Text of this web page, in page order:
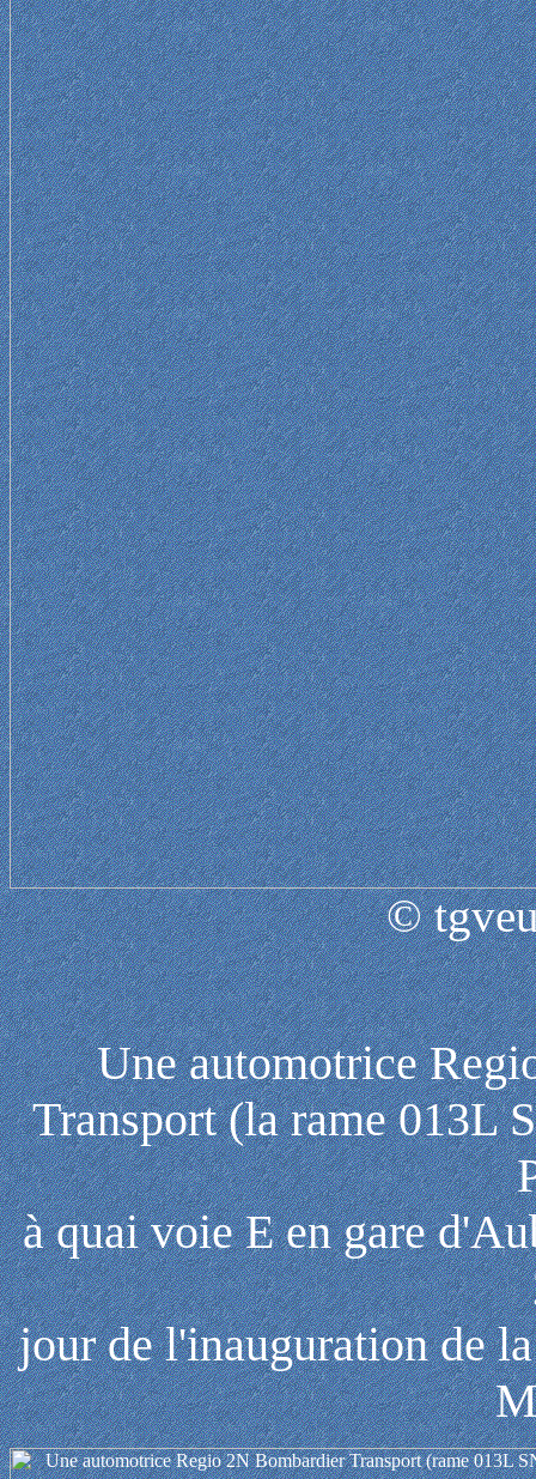
©
Une automotrice
Transport (la rame 013L
à quai voie E en gare
jour de l'inauguration de